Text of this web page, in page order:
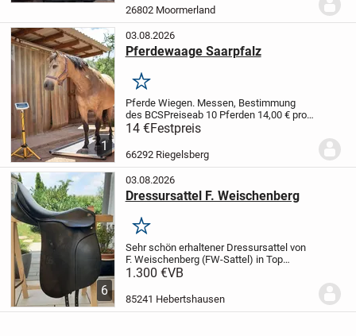
gerne nochmal genau messen. Die ältere
26802 Moormerland
1
03.08.2026
Pferdewaage Saarpfalz
Merken
Pferde Wiegen. Messen, Bestimmung
des BCSPreiseab 10 Pferden 14,00 € pro
Pferd3 bis 9 Pferde 17,00 € pro Pferd
2 Pferde 20,00 € pro Pferd
14 €Festpreis
66292 Riegelsberg
6
03.08.2026
Dressursattel F. Weischenberg
Merken
Sehr schön erhaltener Dressursattel von
F. Weischenberg (FW-Sattel) in Top
Zustand. Der Sattel wurde 1 1/2 Jahre
zeigen auch die Fotos. Sitzfläche 17"
1.300 €VB
85241 Hebertshausen